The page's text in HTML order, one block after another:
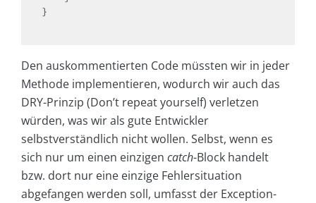
}
Den auskommentierten Code müssten wir in jeder
Methode implementieren, wodurch wir auch das
DRY-Prinzip (Don’t repeat yourself) verletzen
würden, was wir als gute Entwickler
selbstverständlich nicht wollen. Selbst, wenn es
sich nur um einen einzigen catch-Block handelt
bzw. dort nur eine einzige Fehlersituation
abgefangen werden soll, umfasst der Exception-